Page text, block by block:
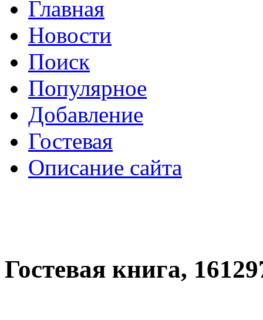
Главная
Новости
Поиск
Популярное
Добавление
Гостевая
Описание сайта
Гостевая книга,